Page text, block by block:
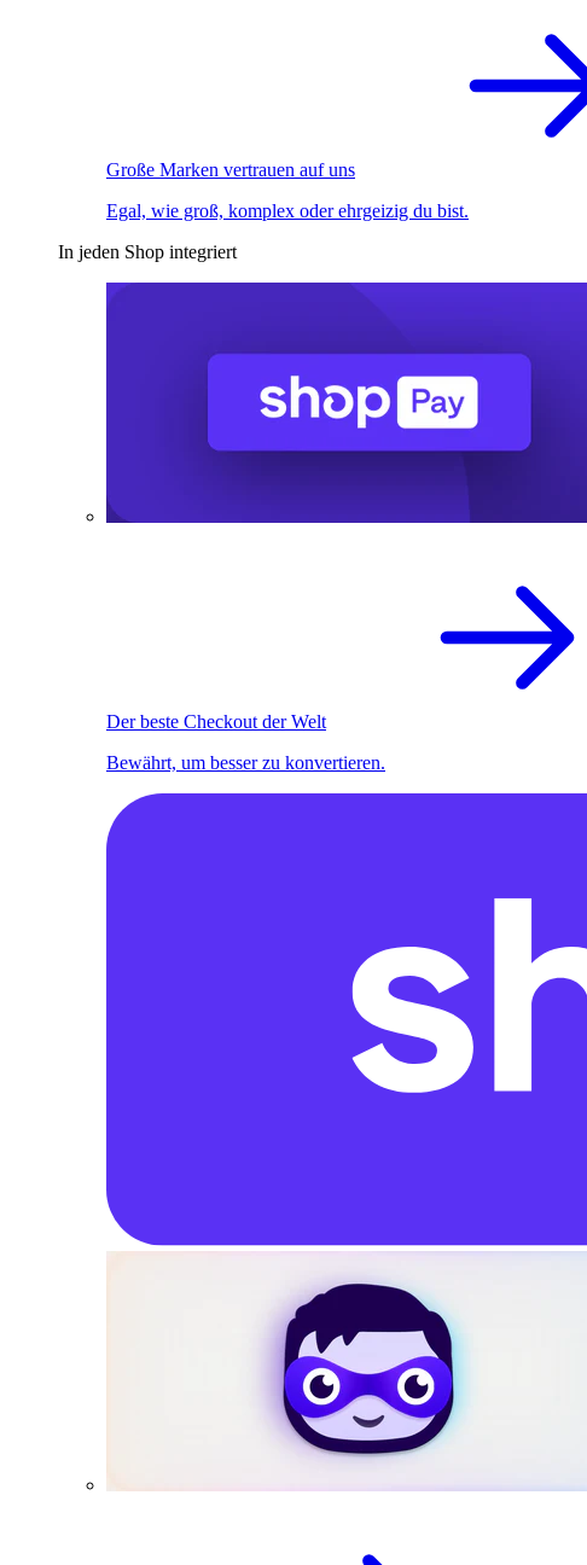
Große Marken vertrauen auf uns
Egal, wie groß, komplex oder ehrgeizig du bist.
In jeden Shop integriert
Der beste Checkout der Welt
Bewährt, um besser zu konvertieren.